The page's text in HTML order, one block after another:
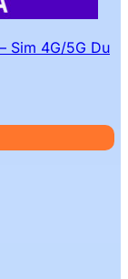
Sim 4G/5G Du